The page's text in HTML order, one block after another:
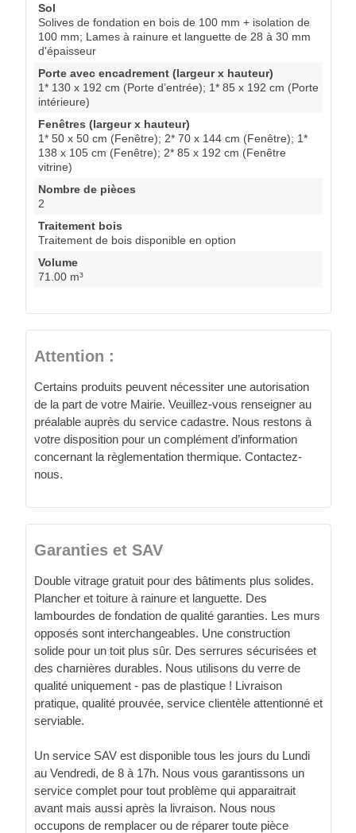
Sol
Solives de fondation en bois de 100 mm + isolation de
100 mm; Lames à rainure et languette de 28 à 30 mm
d'épaisseur
Porte avec encadrement (largeur x hauteur)
1* 130 x 192 cm (Porte d’entrée); 1* 85 x 192 cm (Porte
intérieure)
Fenêtres (largeur x hauteur)
1* 50 x 50 cm (Fenêtre); 2* 70 x 144 cm (Fenêtre); 1*
138 x 105 cm (Fenêtre); 2* 85 x 192 cm (Fenêtre
vitrine)
Nombre de pièces
2
Traitement bois
Traitement de bois disponible en option
Volume
71.00 m³
Attention :
Certains produits peuvent nécessiter une autorisation
de la part de votre Mairie. Veuillez-vous renseigner au
préalable auprès du service cadastre. Nous restons à
votre disposition pour un complément d’information
concernant la règlementation thermique. Contactez-
nous.
Garanties et SAV
Double vitrage gratuit pour des bâtiments plus solides.
Plancher et toiture à rainure et languette. Des
lambourdes de fondation de qualité garanties. Les murs
opposés sont interchangeables. Une construction
solide pour un toit plus sûr. Des serrures sécurisées et
des charnières durables. Nous utilisons du verre de
qualité uniquement - pas de plastique ! Livraison
pratique, qualité prouvée, service clientèle attentionné et
serviable.
Un service SAV est disponible tous les jours du Lundi
au Vendredi, de 8 à 17h. Nous vous garantissons un
service complet pour tout problème qui apparaitrait
avant mais aussi après la livraison. Nous nous
occupons de remplacer ou de réparer toute pièce